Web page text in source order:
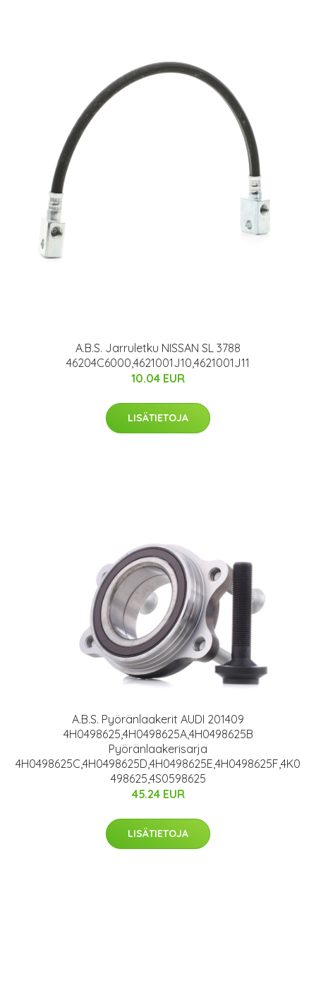
A.B.S. Jarruletku NISSAN SL 3788
46204C6000,4621001J10,4621001J11
10.04 EUR
LISÄTIETOJA
A.B.S. Pyöränlaakerit AUDI 201409
4H0498625,4H0498625A,4H0498625B
Pyöränlaakerisarja
4H0498625C,4H0498625D,4H0498625E,4H0498625F,4K0
498625,4S0598625
45.24 EUR
LISÄTIETOJA